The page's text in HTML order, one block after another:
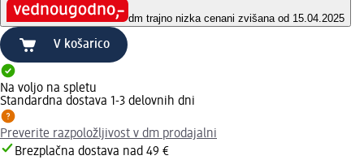
dm trajno nizka cenani zvišana od 15.04.2025
V košarico
Na voljo na spletu
Standardna dostava 1-3 delovnih dni
Preverite razpoložljivost v dm prodajalni
Brezplačna dostava nad 49 €